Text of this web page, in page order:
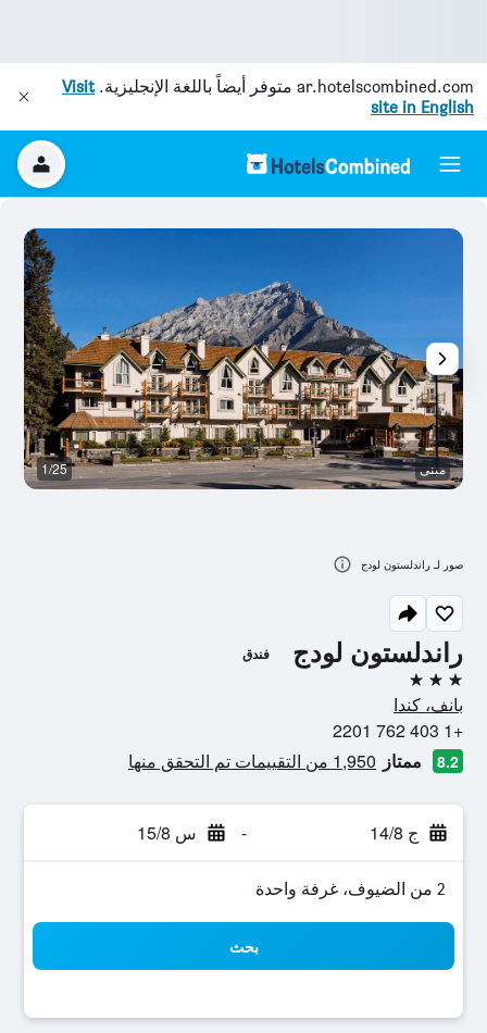
ar.hotelscombined.com متوفر أيضاً باللغة الإنجليزية.Visit
site in English
راندلستون لودج فندق
3 نجوم
بانف، كندا
+1 403 762 2201
8.2 ممتاز 1,950 من التقييمات تم التحقق منها
ج 14/8 - س 15/8
2 من الضيوف، غرفة واحدة
بحث
مبنى 1/25
صور لـ راندلستون لودج